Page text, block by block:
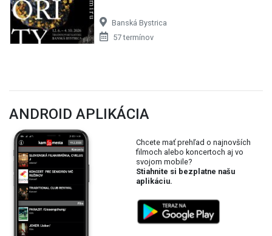
Banská Bystrica
57 termínov
ANDROID APLIKÁCIA
Chcete mať prehľad o najnovších
filmoch alebo koncertoch aj vo
svojom mobile?
Stiahnite si bezplatne našu
aplikáciu.